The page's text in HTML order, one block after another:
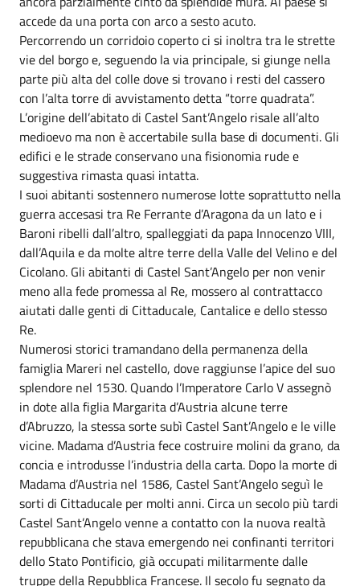
accede da una porta con arco a sesto acuto.
Percorrendo un corridoio coperto ci si inoltra tra le strette
vie del borgo e, seguendo la via principale, si giunge nella
parte più alta del colle dove si trovano i resti del cassero
con l’alta torre di avvistamento detta “torre quadrata”.
L’origine dell’abitato di Castel Sant’Angelo risale all’alto
medioevo ma non è accertabile sulla base di documenti. Gli
edifici e le strade conservano una fisionomia rude e
suggestiva rimasta quasi intatta.
I suoi abitanti sostennero numerose lotte soprattutto nella
guerra accesasi tra Re Ferrante d’Aragona da un lato e i
Baroni ribelli dall’altro, spalleggiati da papa Innocenzo VIII,
dall’Aquila e da molte altre terre della Valle del Velino e del
Cicolano. Gli abitanti di Castel Sant’Angelo per non venir
meno alla fede promessa al Re, mossero al contrattacco
aiutati dalle genti di Cittaducale, Cantalice e dello stesso
Re.
Numerosi storici tramandano della permanenza della
famiglia Mareri nel castello, dove raggiunse l’apice del suo
splendore nel 1530. Quando l’Imperatore Carlo V assegnò
in dote alla figlia Margarita d’Austria alcune terre
d’Abruzzo, la stessa sorte subì Castel Sant’Angelo e le ville
vicine. Madama d’Austria fece costruire molini da grano, da
concia e introdusse l’industria della carta. Dopo la morte di
Madama d’Austria nel 1586, Castel Sant’Angelo seguì le
sorti di Cittaducale per molti anni. Circa un secolo più tardi
Castel Sant’Angelo venne a contatto con la nuova realtà
repubblicana che stava emergendo nei confinanti territori
dello Stato Pontificio, già occupati militarmente dalle
truppe della Repubblica Francese. Il secolo fu segnato da